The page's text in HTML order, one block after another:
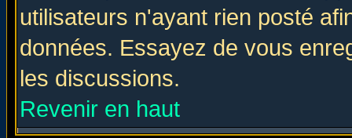
utilisateurs n'ayant rien posté
données. Essayez de vous
les discussions.
Revenir en haut